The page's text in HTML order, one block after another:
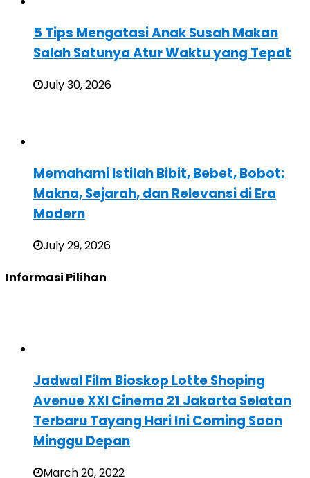
5 Tips Mengatasi Anak Susah Makan
Salah Satunya Atur Waktu yang Tepat
July 30, 2026
Memahami Istilah Bibit, Bebet, Bobot:
Makna, Sejarah, dan Relevansi di Era
Modern
July 29, 2026
Informasi Pilihan
Jadwal Film Bioskop Lotte Shoping
Avenue XXI Cinema 21 Jakarta Selatan
Terbaru Tayang Hari Ini Coming Soon
Minggu Depan
March 20, 2022